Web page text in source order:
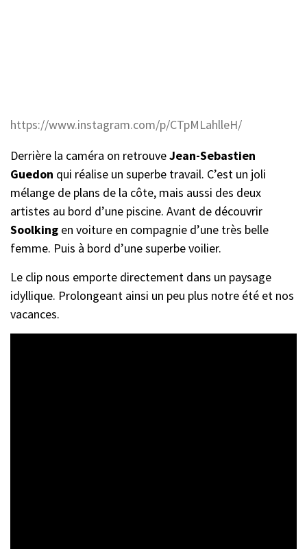
https://www.instagram.com/p/CTpMLahlleH/
Derrière la caméra on retrouveJean-Sebastien
Guedon qui réalise un superbe travail. C’est un joli
mélange de plans de la côte, mais aussi des deux
artistes au bord d’une piscine. Avant de découvrir
Soolking en voiture en compagnie d’une très belle
femme. Puis à bord d’une superbe voilier.
Le clip nous emporte directement dans un paysage
idyllique. Prolongeant ainsi un peu plus notre été et nos
vacances.